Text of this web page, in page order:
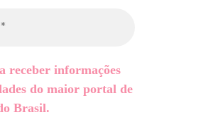
receber informações
do maior portal de
Brasil.